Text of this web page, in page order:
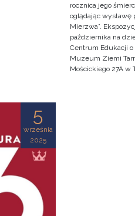
rocznica jego
oglądając wystawę
Mierzwa”.
października na
Centrum Edukacji o
Muzeum Ziemi
Mościckiego 27A w
5
września
2025